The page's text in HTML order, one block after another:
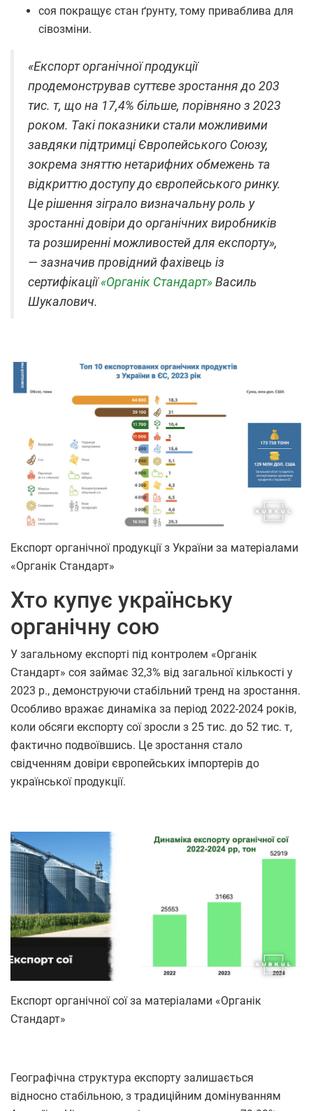
соя покращує стан ґрунту, тому приваблива для
сівозміни.
«Експорт органічної продукції
продемонстрував суттєве зростання до 203
тис. т, що на 17,4% більше, порівняно з 2023
роком. Такі показники стали можливими
завдяки підтримці Європейського Союзу,
зокрема зняттю нетарифних обмежень та
відкриттю доступу до європейського ринку.
Це рішення зіграло визначальну роль у
зростанні довіри до органічних виробників
та розширенні можливостей для експорту»,
— зазначив провідний фахівець із
сертифікації«Органік Стандарт» Василь
Шукалович.
Експорт органічної продукції з України за матеріалами
«Органік Стандарт»
Хто купує українську
органічну сою
У загальному експорті під контролем «Органік
Стандарт» соя займає 32,3% від загальної кількості у
2023 р., демонструючи стабільний тренд на зростання.
Особливо вражає динаміка за період 2022-2024 років,
коли обсяги експорту сої зросли з 25 тис. до 52 тис. т,
фактично подвоївшись. Це зростання стало
свідченням довіри європейських імпортерів до
української продукції.
Експорт органічної сої за матеріалами «Органік
Стандарт»
Географічна структура експорту залишається
відносно стабільною, з традиційним домінуванням